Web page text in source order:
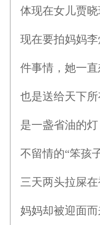
体现在女儿贾
现在要拍妈妈
件事情，她一
也是送给天下
是一盏省油的
不留情的“笨孩
三天两头拉屎
妈妈却被迎面